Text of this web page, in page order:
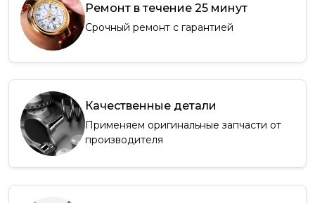
Ремонт в течение 25 минут
Срочный ремонт с гарантией
Качественные детали
Применяем оригинальные запчасти от
производителя